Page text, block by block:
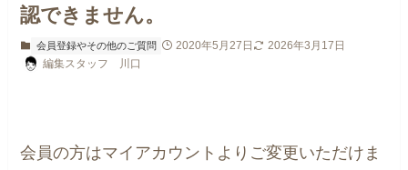
認できません。
会員登録やその他のご質問 2020年5月27日
2026年3月17日
編集スタッフ 川口
会員の方はマイアカウントよりご変更いただけま